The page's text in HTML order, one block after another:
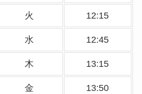
火 12:15
水 12:45
木 13:15
金 13:50